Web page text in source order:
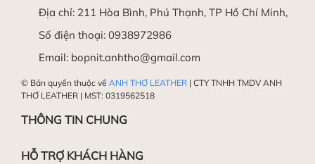
Địa chỉ: 211 Hòa Bình, Phú Thạnh, TP Hồ Chí Minh,
Số điện thoại: 0938972986
Email: bopnit.anhtho@gmail.com
© Bản quyền thuộc về ANH THƠ LEATHER | CTY TNHH TMDV ANH
THƠ LEATHER | MST: 0319562518
THÔNG TIN CHUNG
HỖ TRỢ KHÁCH HÀNG